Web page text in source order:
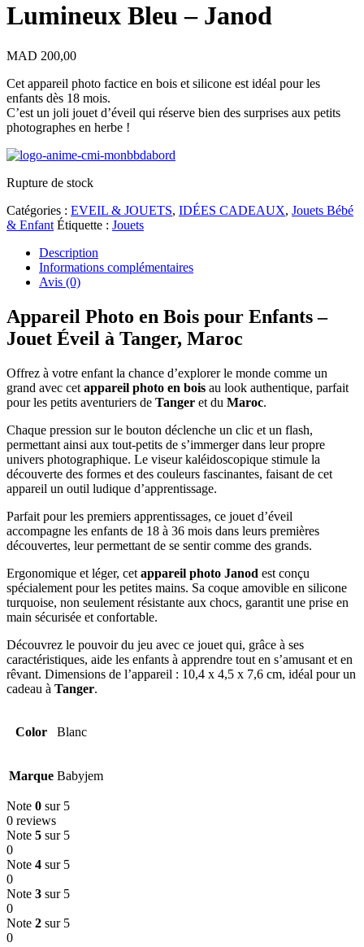
Lumineux Bleu – Janod
MAD 200,00
Cet appareil photo factice en bois et silicone est idéal pour les
enfants dès 18 mois.
C’est un joli jouet d’éveil qui réserve bien des surprises aux petits
photographes en herbe !
Rupture de stock
Catégories : EVEIL & JOUETS, IDÉES CADEAUX, Jouets Bébé
& Enfant Étiquette : Jouets
Description
Informations complémentaires
Avis (0)
Appareil Photo en Bois pour Enfants –
Jouet Éveil à Tanger, Maroc
Offrez à votre enfant la chance d’explorer le monde comme un
grand avec cet appareil photo en bois au look authentique, parfait
pour les petits aventuriers de Tanger et du Maroc.
Chaque pression sur le bouton déclenche un clic et un flash,
permettant ainsi aux tout-petits de s’immerger dans leur propre
univers photographique. Le viseur kaléidoscopique stimule la
découverte des formes et des couleurs fascinantes, faisant de cet
appareil un outil ludique d’apprentissage.
Parfait pour les premiers apprentissages, ce jouet d’éveil
accompagne les enfants de 18 à 36 mois dans leurs premières
découvertes, leur permettant de se sentir comme des grands.
Ergonomique et léger, cet appareil photo Janod est conçu
spécialement pour les petites mains. Sa coque amovible en silicone
turquoise, non seulement résistante aux chocs, garantit une prise en
main sécurisée et confortable.
Découvrez le pouvoir du jeu avec ce jouet qui, grâce à ses
caractéristiques, aide les enfants à apprendre tout en s’amusant et en
rêvant. Dimensions de l’appareil : 10,4 x 4,5 x 7,6 cm, idéal pour un
cadeau à Tanger.
Color Blanc
Marque Babyjem
Note 0 sur 5
0 reviews
Note 5 sur 5
0
Note 4 sur 5
0
Note 3 sur 5
0
Note 2 sur 5
0